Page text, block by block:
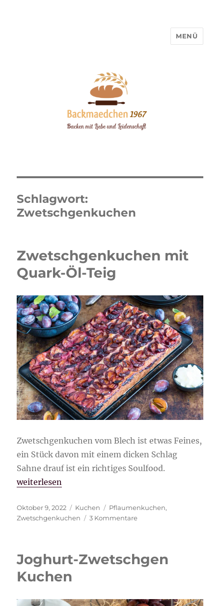
MENÜ
Schlagwort:
Zwetschgenkuchen
Zwetschgenkuchen mit
Quark-Öl-Teig
Zwetschgenkuchen vom Blech ist etwas Feines,
ein Stück davon mit einem dicken Schlag
Sahne drauf ist ein richtiges Soulfood.
„Zwetschgenkuchen mit Quark-Öl-Teig“
weiterlesen
Veröffentlicht
am
Oktober 9, 2022 Kategorien
Kuchen Schlagwörter
Pflaumenkuchen,
Zwetschgenkuchen
3 Kommentarezu
Öl-
Teig
Joghurt-Zwetschgen
Kuchen